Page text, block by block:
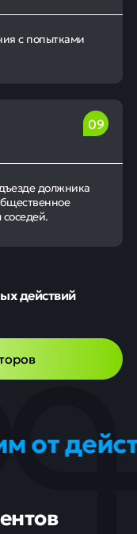
с попытками
должника
09
действий